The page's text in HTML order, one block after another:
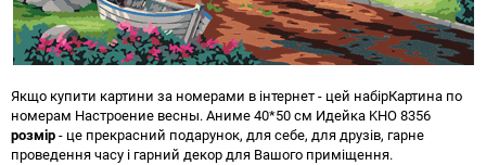
Якщо купити картини за номерами в інтернет - цей набірКартина по
номерам Настроение весны. Аниме 40*50 см Идейка KHO 8356
розмір- це прекрасний подарунок, для себе, для друзів, гарне
проведення часу і гарний декор для Вашого приміщення.